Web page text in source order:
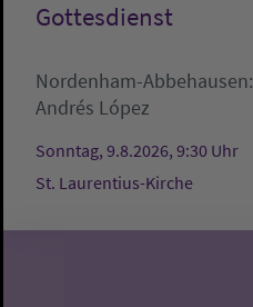
Gottesdienst
Nordenham-Abbehausen:
Andrés López
Sonntag, 9.8.2026, 9:30 Uhr
St. Laurentius-Kirche